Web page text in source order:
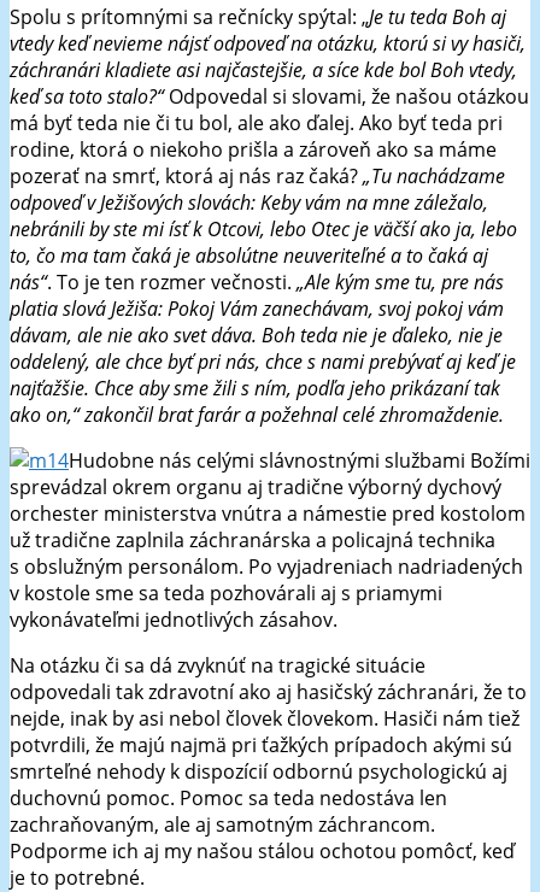
Spolu s prítomnými sa rečnícky spýtal: „Je tu teda Boh aj
vtedy keď nevieme nájsť odpoveď na otázku, ktorú si vy hasiči,
záchranári kladiete asi najčastejšie, a síce kde bol Boh vtedy,
keď sa toto stalo?“Odpovedal si slovami, že našou otázkou
má byť teda nie či tu bol, ale ako ďalej. Ako byť teda pri
rodine, ktorá o niekoho prišla a zároveň ako sa máme
pozerať na smrť, ktorá aj nás raz čaká?„Tu nachádzame
odpoveď v Ježišových slovách: Keby vám na mne záležalo,
nebránili by ste mi ísť k Otcovi, lebo Otec je väčší ako ja, lebo
to, čo ma tam čaká je absolútne neuveriteľné a to čaká aj
nás“. To je ten rozmer večnosti. „Ale kým sme tu, pre nás
platia slová Ježiša: Pokoj Vám zanechávam, svoj pokoj vám
dávam, ale nie ako svet dáva. Boh teda nie je ďaleko, nie je
oddelený, ale chce byť pri nás, chce s nami prebývať aj keď je
najťažšie. Chce aby sme žili s ním, podľa jeho prikázaní tak
ako on,“ zakončil brat farár a požehnal celé zhromaždenie.
Hudobne nás celými slávnostnými službami Božími
sprevádzal okrem organu aj tradične výborný dychový
orchester ministerstva vnútra a námestie pred kostolom
už tradične zaplnila záchranárska a policajná technika
s obslužným personálom. Po vyjadreniach nadriadených
v kostole sme sa teda pozhovárali aj s priamymi
vykonávateľmi jednotlivých zásahov.
Na otázku či sa dá zvyknúť na tragické situácie
odpovedali tak zdravotní ako aj hasičský záchranári, že to
nejde, inak by asi nebol človek človekom. Hasiči nám tiež
potvrdili, že majú najmä pri ťažkých prípadoch akými sú
smrteľné nehody k dispozícií odbornú psychologickú aj
duchovnú pomoc. Pomoc sa teda nedostáva len
zachraňovaným, ale aj samotným záchrancom.
Podporme ich aj my našou stálou ochotou pomôcť, keď
je to potrebné.